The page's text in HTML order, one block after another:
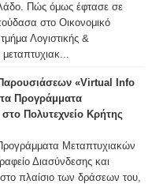
Πώς όμως έφτασε σε
στο Οικονομικό
Λογιστικής &
«Virtual Info
Προγράμματα
Πολυτεχνείο Κρήτης
Μεταπτυχιακών
Διασύνδεσης και
πλαίσιο των δράσεων του,